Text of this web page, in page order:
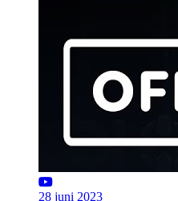
28 juni 2023